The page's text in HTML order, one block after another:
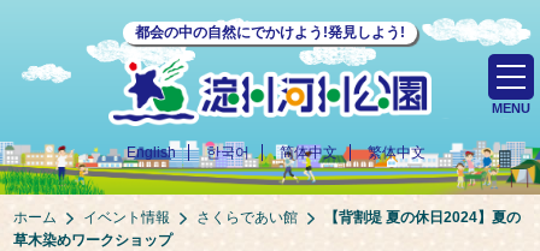
都会の中の自然にでかけよう!発見しよう!
English 한국어 简体中文 繁体中文
MENU
ホーム イベント情報 さくらであい館 【背割堤 夏の休日2024】夏の
草木染めワークショップ